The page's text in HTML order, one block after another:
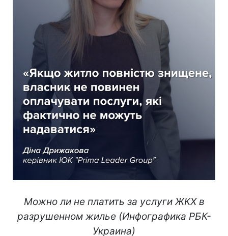
Можно ли не платить за услуги ЖКХ в
разрушенном жилье (Инфографика РБК-
Украина)​​​​​​​